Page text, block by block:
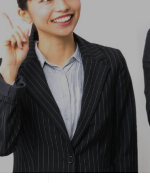
集客型ホームペー
ジ制作
SEOに強い「売れるホ
ームページ」をお届け
します
審な電話・
Googleトレンド
に対応｜キーワー
会社情報
Company